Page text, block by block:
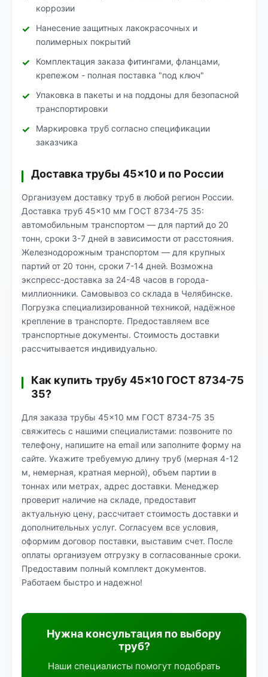
коррозии
Нанесение защитных лакокрасочных и
полимерных покрытий
Комплектация заказа фитингами, фланцами,
крепежом - полная поставка "под ключ"
Упаковка в пакеты и на поддоны для безопасной
транспортировки
Маркировка труб согласно спецификации
заказчика
Доставка трубы 45×10 и по России
Организуем доставку труб в любой регион России.
Доставка труб 45×10 мм ГОСТ 8734-75 35:
автомобильным транспортом — для партий до 20
тонн, сроки 3-7 дней в зависимости от расстояния.
Железнодорожным транспортом — для крупных
партий от 20 тонн, сроки 7-14 дней. Возможна
экспресс-доставка за 24-48 часов в города-
миллионники. Самовывоз со склада в Челябинске.
Погрузка специализированной техникой, надёжное
крепление в транспорте. Предоставляем все
транспортные документы. Стоимость доставки
рассчитывается индивидуально.
Как купить трубу 45×10 ГОСТ 8734-75
35?
Для заказа трубы 45×10 мм ГОСТ 8734-75 35
свяжитесь с нашими специалистами: позвоните по
телефону, напишите на email или заполните форму на
сайте. Укажите требуемую длину труб (мерная 4-12
м, немерная, кратная мерной), объем партии в
тоннах или метрах, адрес доставки. Менеджер
проверит наличие на складе, предоставит
актуальную цену, рассчитает стоимость доставки и
дополнительных услуг. Согласуем все условия,
оформим договор поставки, выставим счет. После
оплаты организуем отгрузку в согласованные сроки.
Предоставим полный комплект документов.
Работаем быстро и надежно!
Нужна консультация по выбору
труб?
Наши специалисты помогут подобрать